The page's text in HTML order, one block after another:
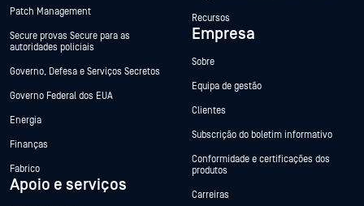
Patch Management
Secure provas Secure para as
autoridades policiais
Governo, Defesa e Serviços Secretos
Governo Federal dos EUA
Energia
Finanças
Fabrico
Apoio e serviços
Recursos
Empresa
Sobre
Equipa de gestão
Clientes
Subscrição do boletim informativo
Conformidade e certificações dos
produtos
Carreiras